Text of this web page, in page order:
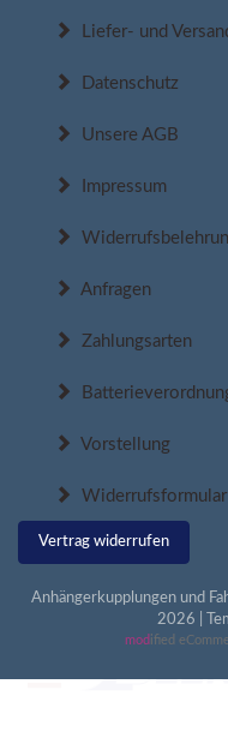
Liefer- und
Datenschutz
Unsere AGB
Impressum
Anfragen
Zahlungsarten
Vorstellung
Widerrufsformular
Vertrag widerrufen
Anhängerkupplungen und
2026 |
mod ified